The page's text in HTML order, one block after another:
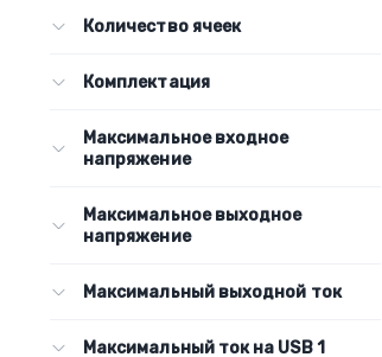
Количество ячеек
Комплектация
Максимальное входное
напряжение
Максимальное выходное
напряжение
Максимальный выходной ток
Максимальный ток на USB 1